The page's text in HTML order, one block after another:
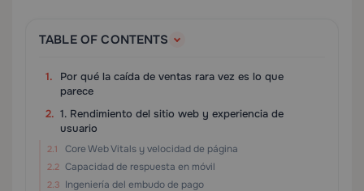
TABLE OF CONTENTS
Por qué la caída de ventas rara vez es lo que
parece
1. Rendimiento del sitio web y experiencia de
usuario
Core Web Vitals y velocidad de página
Capacidad de respuesta en móvil
Ingeniería del embudo de pago